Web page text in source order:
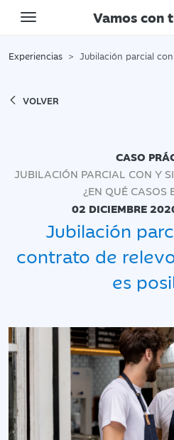
Toggle navigation
Vamos con
Experiencias Jubilación parcial con y sin contrato de
VOLVER
CASO
JUBILACIÓN PARCIAL CON Y
¿EN QUÉ CASOS
02 DICIEMBRE
Jubilación
contrato de
es